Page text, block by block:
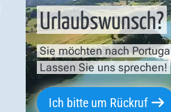
Urlaubswunsch?
Sie möchten nach
Lassen Sie uns sprechen!
Ich bitte um Rückruf